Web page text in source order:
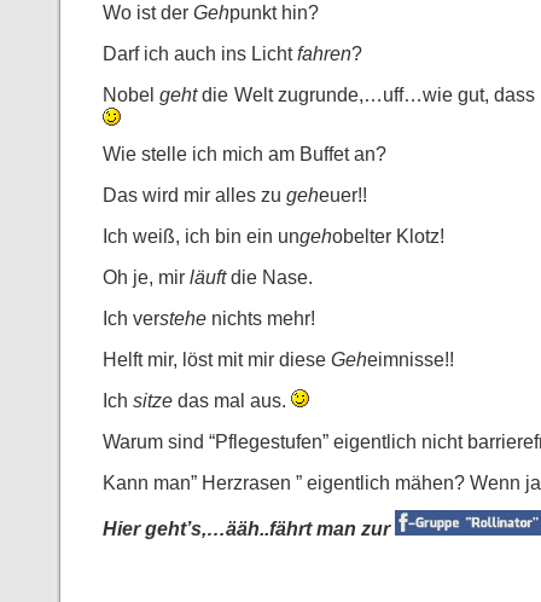
Wo ist der Gehpunkt hin?
Darf ich auch ins Lichtfahren?
Nobelgehtdie Welt zugrunde,…uff…wie gut, dass
Wie stelle ich mich am Buffet an?
Das wird mir alles zu geheuer!!
Ich weiß, ich bin ein ungehobelter Klotz!
Oh je, mir läuftdie Nase.
Ich verstehe nichts mehr!
Helft mir, löst mit mir diese Geheimnisse!!
Ich sitze das mal aus.
Warum sind “Pflegestufen” eigentlich nicht
Kann man” Herzrasen ” eigentlich mähen? Wenn
Hier geht’s,…ääh..fährt man zur